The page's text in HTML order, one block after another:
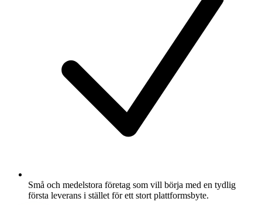
Små och medelstora företag som vill börja med en tydlig
första leverans i stället för ett stort plattformsbyte.